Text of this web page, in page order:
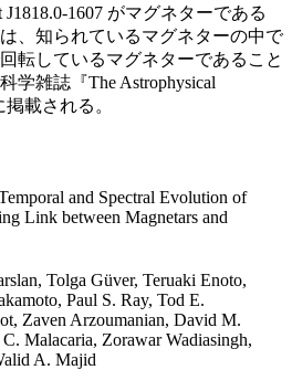
1607 がマグネターである
、知られているマグネターの中で
転しているマグネターであること
学雑誌『The Astrophysical
載される。
and Spectral Evolution of
Link between Magnetars and
Tolga Güver, Teruaki Enoto,
Paul S. Ray, Tod E.
Zaven Arzoumanian, David M.
Malacaria, Zorawar Wadiasingh,
A. Majid